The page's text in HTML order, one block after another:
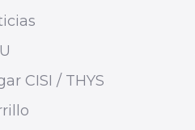
CISI / THYS